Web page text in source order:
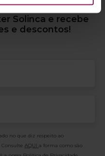
Solinca e recebe
e descontos!
no que diz respeito ao
Consulte AQUI a forma como são